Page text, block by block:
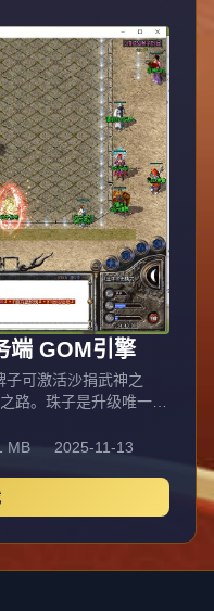
地图。2000元我是第一
蛮荒之城各多一次超能
多2次），需提供材料/
档魔界大陆4000充值回
开放，享衣食父母特
玩法一致仅进度快慢有
端 GOM引擎
可激活沙捐武神之
路。珠子是升级唯一通
，20分钟刷新2只爆不
岛为兵家必争之地；新
、称号地图（需称号
一次，顶层保底火龙剑
商铺聚灵珠快速升级。
MB 2025-11-13